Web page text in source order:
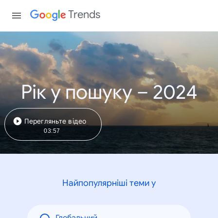
Trends
Рік у пошуку – 2024
Перегляньте відео
03:57
Найпопулярніші теми у